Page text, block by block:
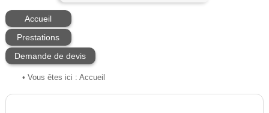
Accueil
Prestations
Demande de devis
• Vous êtes ici : Accueil